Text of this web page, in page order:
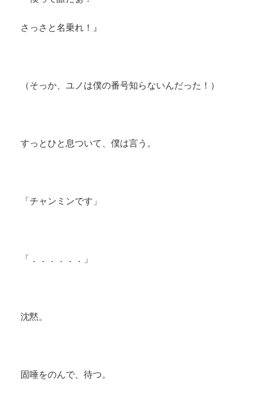
さっさと名乗れ！』
（そっか、ユノは僕の番号知らないんだった！）
すっとひと息ついて、僕は言う。
「チャンミンです」
「．．．．．．」
​沈黙。
​固唾をのんで、待つ。